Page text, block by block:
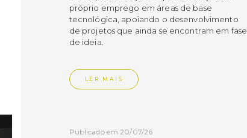
próprio emprego em áreas de base
tecnológica, apoiando o desenvolvimento
de projetos que ainda se encontram em fase
de ideia.
LER MAIS
Publicado em 20/07/26